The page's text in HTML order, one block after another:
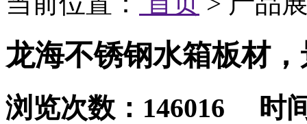
龙海不锈钢水箱板材
浏览次数：146016 时